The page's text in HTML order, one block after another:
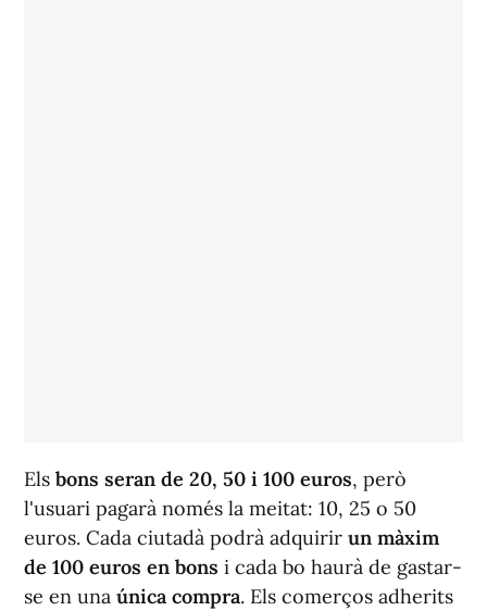
Els bons seran de 20, 50 i 100 euros, però
l'usuari pagarà només la meitat: 10, 25 o 50
euros. Cada ciutadà podrà adquirir un màxim
de 100 euros en bons i cada bo haurà de gastar-
se en una única compra. Els comerços adherits